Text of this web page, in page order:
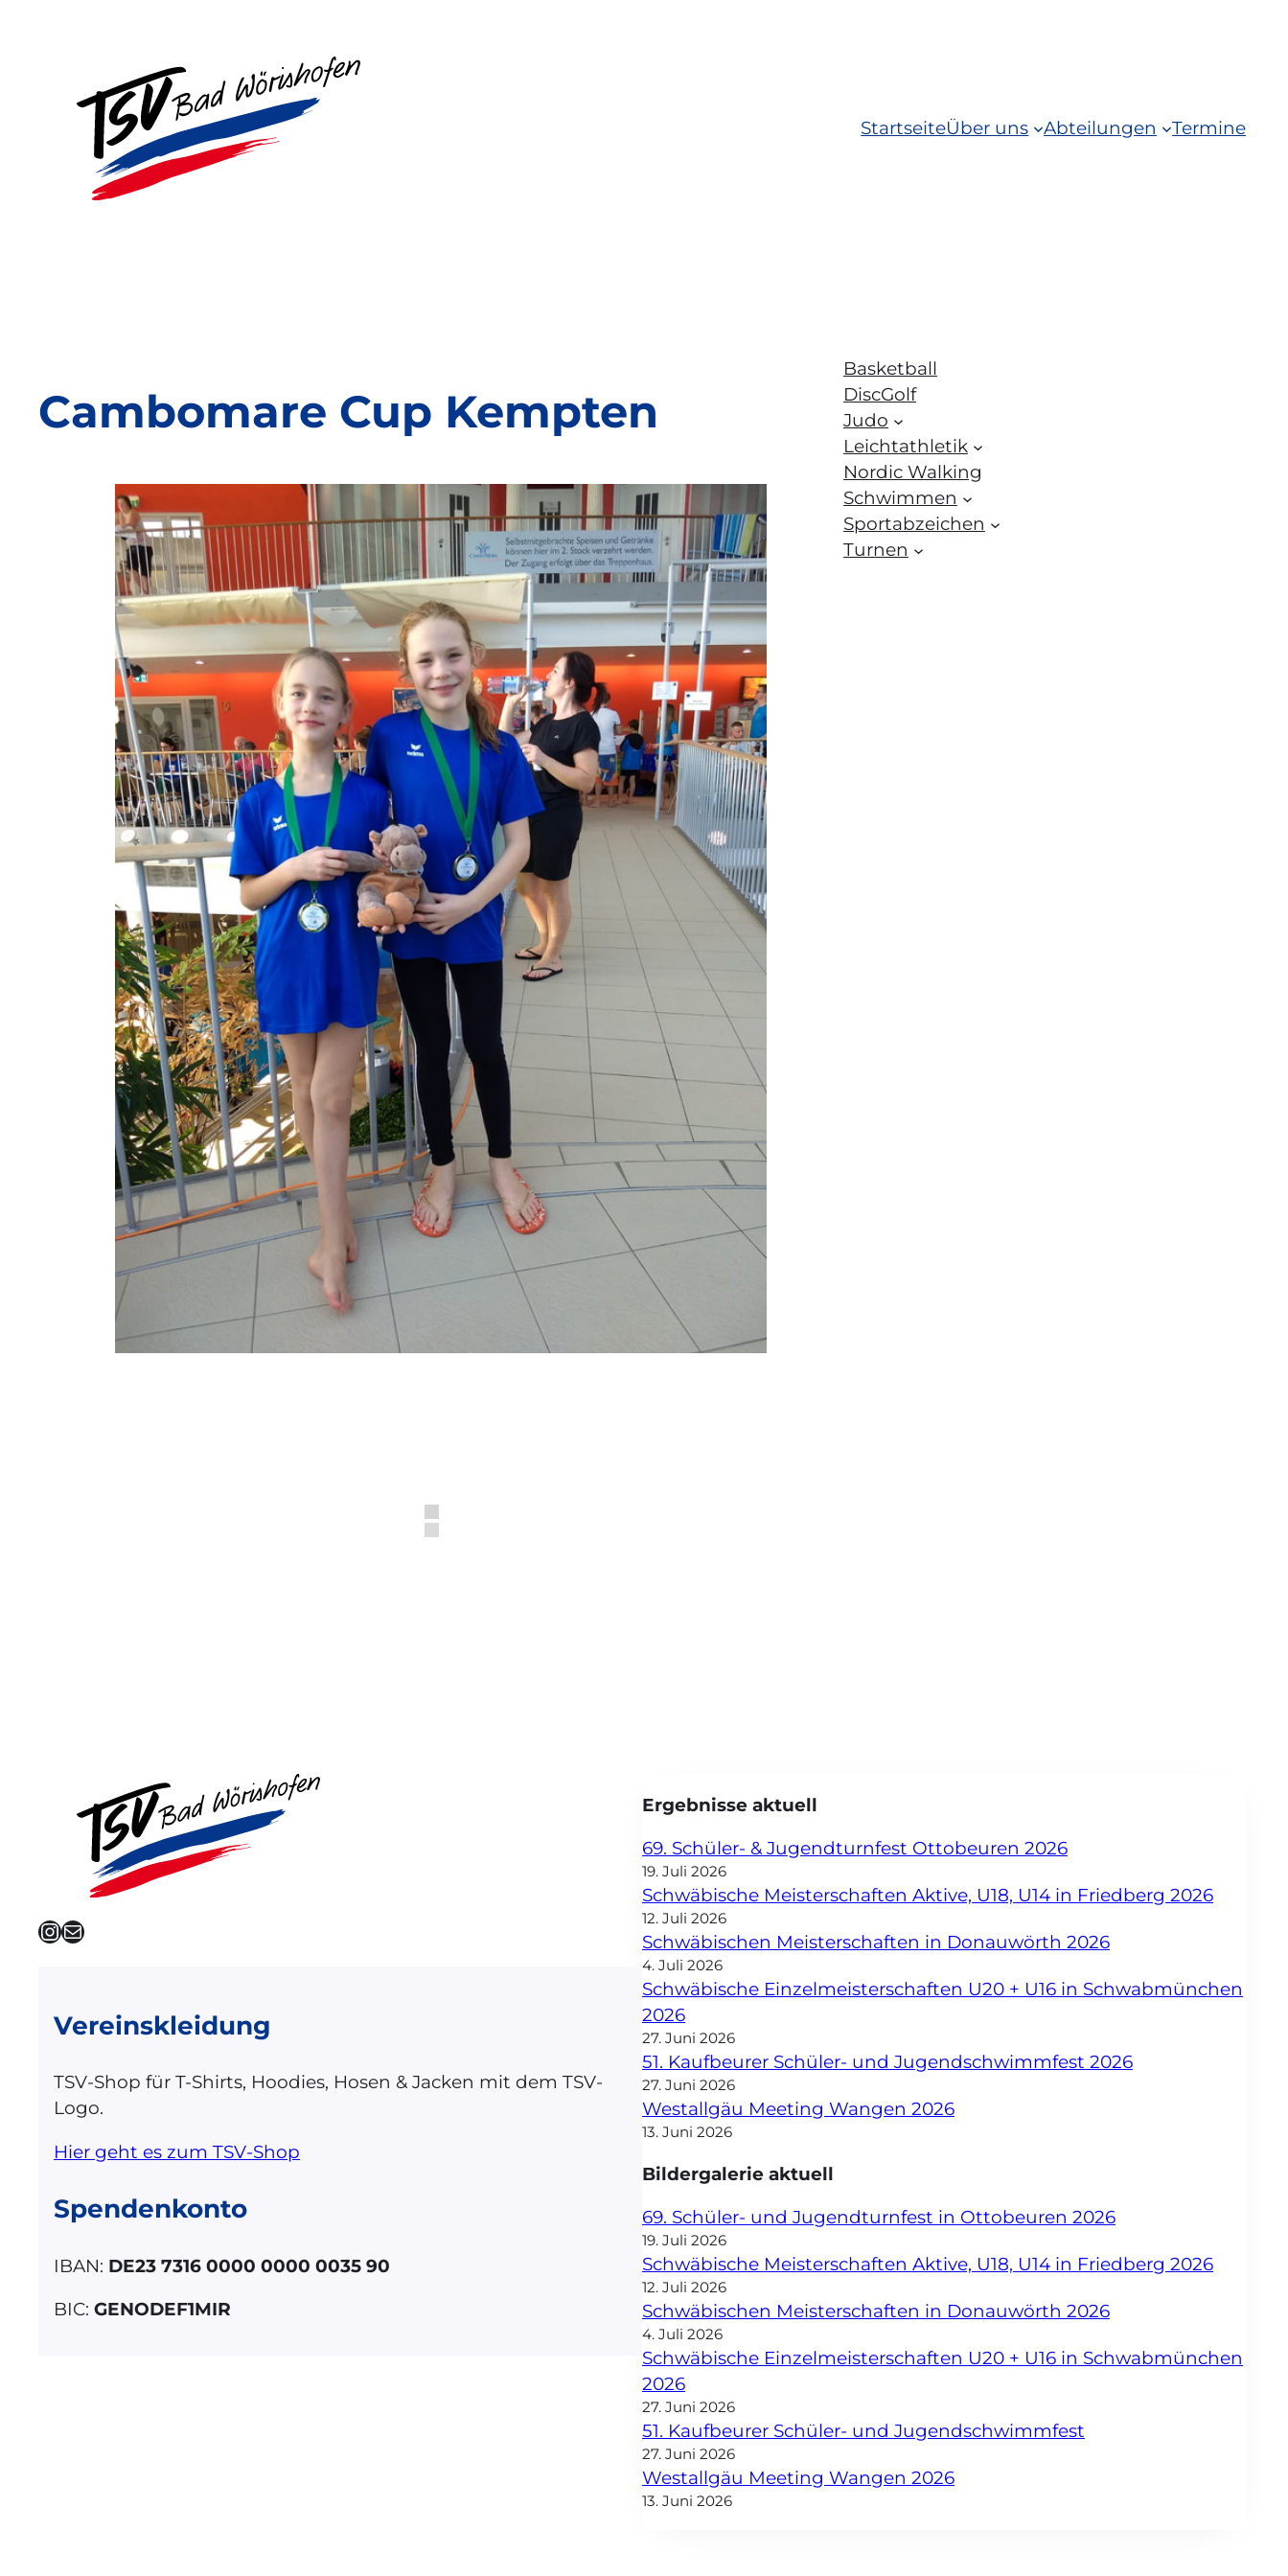
StartseiteÜber uns Abteilungen Termine
Cambomare Cup Kempten
Basketball
DiscGolf
Judo
Leichtathletik
Nordic Walking
Schwimmen
Sportabzeichen
Turnen
InstagramE-Mail
Vereinskleidung
TSV-Shop für T-Shirts, Hoodies, Hosen & Jacken mit dem TSV-
Logo.
Hier geht es zum TSV-Shop
Spendenkonto
IBAN: DE23 7316 0000 0000 0035 90
BIC: GENODEF1MIR
Ergebnisse aktuell
69. Schüler- & Jugendturnfest Ottobeuren 2026
19. Juli 2026
Schwäbische Meisterschaften Aktive, U18, U14 in Friedberg 2026
12. Juli 2026
Schwäbischen Meisterschaften in Donauwörth 2026
4. Juli 2026
Schwäbische Einzelmeisterschaften U20 + U16 in Schwabmünchen
2026
27. Juni 2026
51. Kaufbeurer Schüler- und Jugendschwimmfest 2026
27. Juni 2026
Westallgäu Meeting Wangen 2026
13. Juni 2026
Bildergalerie aktuell
69. Schüler- und Jugendturnfest in Ottobeuren 2026
19. Juli 2026
Schwäbische Meisterschaften Aktive, U18, U14 in Friedberg 2026
12. Juli 2026
Schwäbischen Meisterschaften in Donauwörth 2026
4. Juli 2026
Schwäbische Einzelmeisterschaften U20 + U16 in Schwabmünchen
2026
27. Juni 2026
51. Kaufbeurer Schüler- und Jugendschwimmfest
27. Juni 2026
Westallgäu Meeting Wangen 2026
13. Juni 2026